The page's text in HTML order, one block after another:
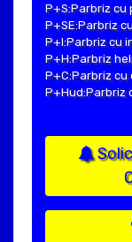
P+S:Parbriz cu
P+SE:Parbriz
P+I:Parbriz cu
P+H:Parbriz
P+C:Parbriz cu
P+Hud:Parbriz